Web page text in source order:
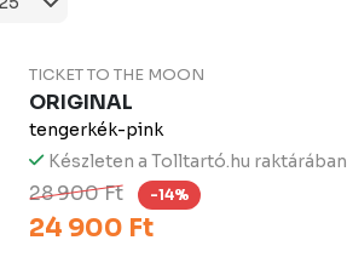
TICKET TO THE MOON
ORIGINAL
tengerkék-pink
Készleten a Tolltartó.hu raktárában
28 900 Ft -14%
24 900 Ft